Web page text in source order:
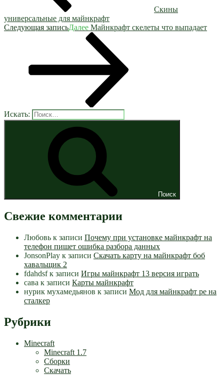
Скины
универсальные для майнкрафт
Следующая записьДалее Майнкрафт скелеты что выпадает
Искать:
Поиск
Свежие комментарии
Любовь к записи Почему при установке майнкрафт на
телефон пишет ошибка разбора данных
JonsonPlay к записи Скачать карту на майнкрафт боб
хавальщик 2
fdahdsfк записи Игры майнкрафт 13 версия играть
сава к записи Карты майнкрафт
нурик мухамедьянов к записи Мод для майнкрафт pe на
сталкер
Рубрики
Minecraft
Minecraft 1.7
Сборки
Скачать